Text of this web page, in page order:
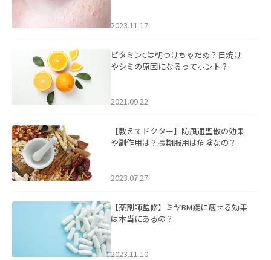
2023.11.17
ビタミンCは朝つけちゃだめ？日焼け
やシミの原因になるってホント？
2021.09.22
【教えてドクター】防風通聖散の効果
や副作用は？長期服用は危険なの？
2023.07.27
【薬剤師監修】ミヤBM錠に痩せる効果
は本当にあるの？
2023.11.10